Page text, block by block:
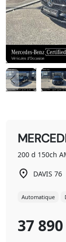
200 d 150ch
DAVIS 76
Automatique
37